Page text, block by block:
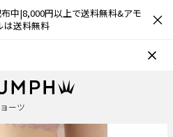
中|8,000円以上で送料無料&アモ
は送料無料
×
ーツ